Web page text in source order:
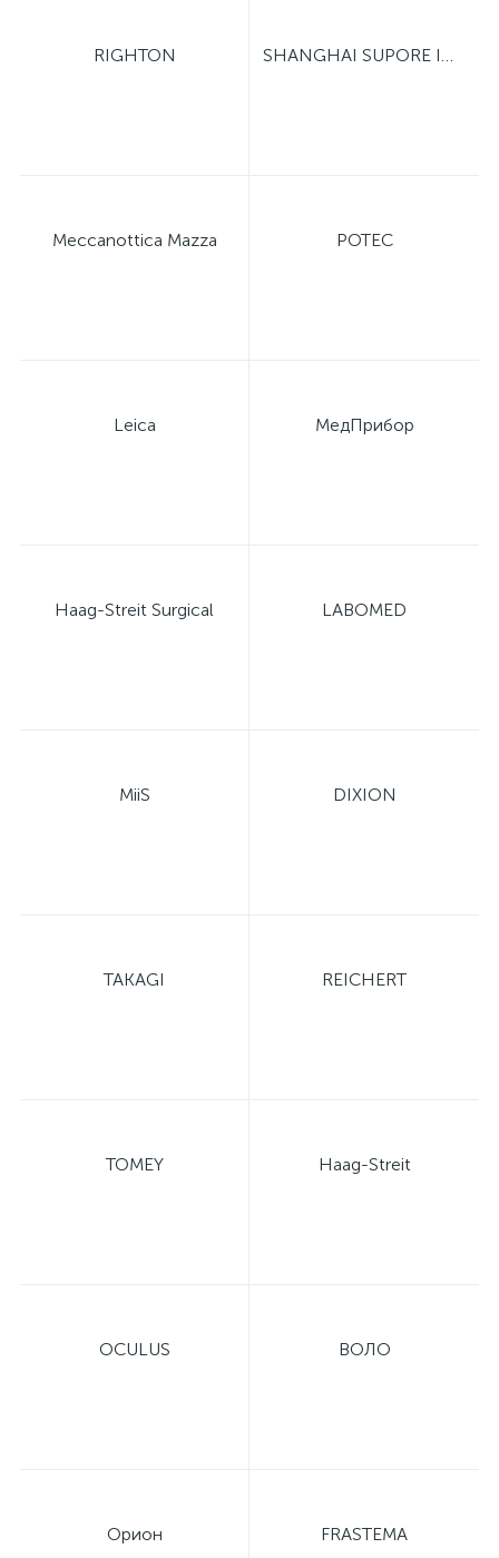
RIGHTON SHANGHAI SUPORE INSTRUMENTS
Meccanottica Mazza POTEC
Leica МедПрибор
Haag-Streit Surgical LABOMED
MiiS DIXION
TAKAGI REICHERT
TOMEY Haag-Streit
OCULUS ВОЛО
Орион FRASTEMA